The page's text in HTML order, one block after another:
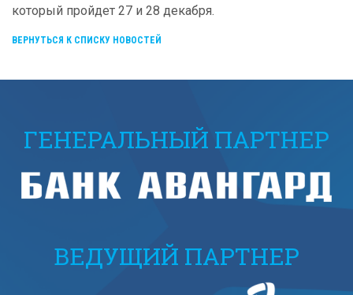
который пройдет 27 и 28 декабря.
ВЕРНУТЬСЯ К СПИСКУ НОВОСТЕЙ
ГЕНЕРАЛЬНЫЙ ПАРТНЕР
ВЕДУЩИЙ ПАРТНЕР